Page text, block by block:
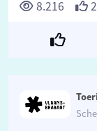
8.216